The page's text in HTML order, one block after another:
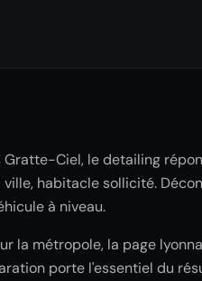
Ciel, le detailing
habitacle sollicité.
à niveau.
la métropole, la page
porte l'essentiel du